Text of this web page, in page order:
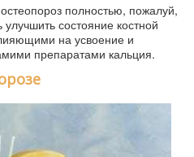
полностью, пожалуй,
состояние костной
на усвоение и
препаратами кальция.